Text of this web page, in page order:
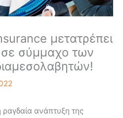
μετατρέπει
σε σύμμαχο των
ανάπτυξη της